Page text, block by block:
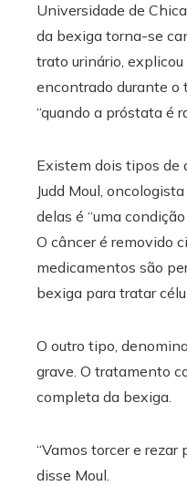
Universidade de
da bexiga torna-se
trato urinário,
encontrado durante
“quando a próstata é
Existem dois tipos de
Judd Moul,
delas é “uma
O câncer é removido
medicamentos são
bexiga para tratar
O outro tipo,
grave. O tratamento
completa da bexiga.
“Vamos torcer e rezar
disse Moul.